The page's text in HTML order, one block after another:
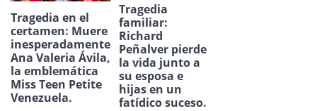
Tragedia en el
certamen: Muere
inesperadamente
Ana Valeria Ávila,
la emblemática
Miss Teen Petite
Venezuela.
Tragedia
familiar:
Richard
Peñalver pierde
la vida junto a
su esposa e
hijas en un
fatídico suceso.